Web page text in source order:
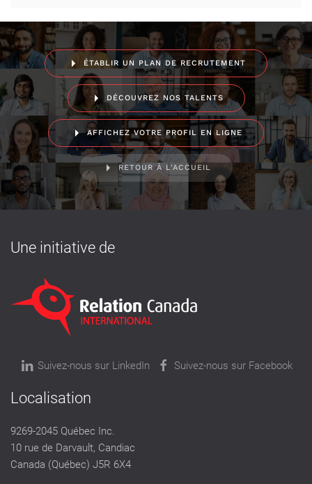
ÉTABLIR UN PLAN DE RECRUTEMENT
DÉCOUVREZ NOS TALENTS
AFFICHEZ VOTRE PROFIL EN LIGNE
RETOUR À L'ACCUEIL
Une initiative de
Suivez-nous sur LinkedIn Suivez-nous sur Facebook
Localisation
9269-2045 Québec Inc.
10 rue de Darvault, Candiac
Canada (Québec) J5R 6X4